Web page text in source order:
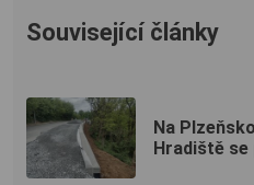
Související články
Na
Hradiště